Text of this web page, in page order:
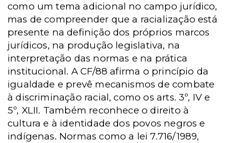
como um tema adicional no campo jurídico,
mas de compreender que a racialização está
presente na definição dos próprios marcos
jurídicos, na produção legislativa, na
interpretação das normas e na prática
institucional. A CF/88 afirma o princípio da
igualdade e prevê mecanismos de combate
à discriminação racial, como os arts. 3º, IV e
5º, XLII. Também reconhece o direito à
cultura e à identidade dos povos negros e
indígenas. Normas como a lei 7.716/1989,